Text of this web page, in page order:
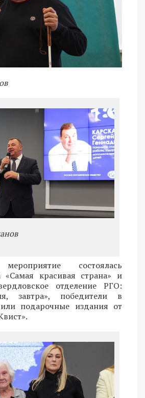
состоялась
«Самая красивая страна» и
отделение РГО:
завтра», победители в
подарочные издания от